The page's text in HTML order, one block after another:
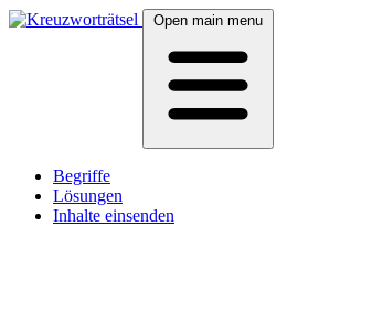
Open main menu
Begriffe
Lösungen
Inhalte einsenden